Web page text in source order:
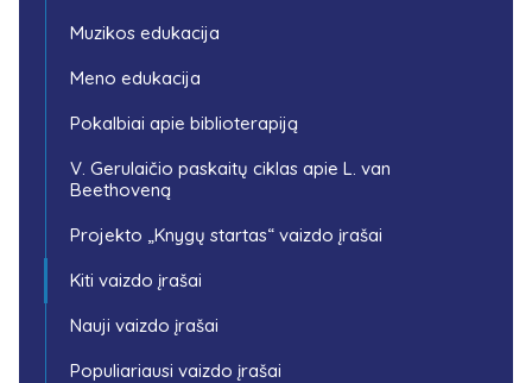
Muzikos edukacija
Meno edukacija
Pokalbiai apie biblioterapiją
V. Gerulaičio paskaitų ciklas apie L. van
Beethoveną
Projekto „Knygų startas“ vaizdo įrašai
Kiti vaizdo įrašai
Nauji vaizdo įrašai
Populiariausi vaizdo įrašai